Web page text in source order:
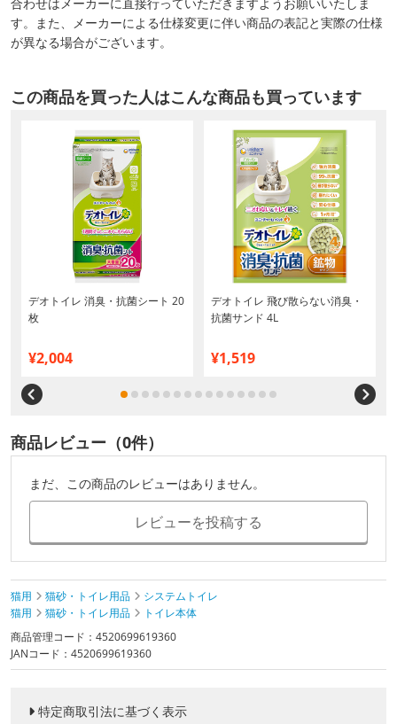
合わせはメーカーに直接行っていただきますようお願いいたしま
す。また、メーカーによる仕様変更に伴い商品の表記と実際の仕様
が異なる場合がございます。
この商品を買った人はこんな商品も買っています
デオトイレ 消臭・抗菌シート 20
枚
¥2,004
デオトイレ 飛び散らない消臭・
抗菌サンド 4L
¥1,519
商品レビュー（0件）
まだ、この商品のレビューはありません。
レビューを投稿する
猫用 猫砂・トイレ用品
システムトイレ
猫用
猫砂・トイレ用品
トイレ本体
商品管理コード：4520699619360
JANコード：4520699619360
特定商取引法に基づく表示